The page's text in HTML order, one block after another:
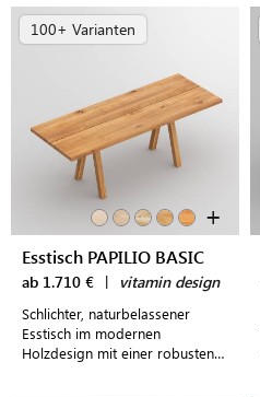
100+ Varianten
+
Esstisch PAPILIO BASIC
ab 1.710 € | vitamin design
Schlichter, naturbelassener
Esstisch im modernen
Holzdesign mit einer robusten